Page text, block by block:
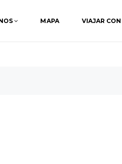
MAPA VIAJAR CON